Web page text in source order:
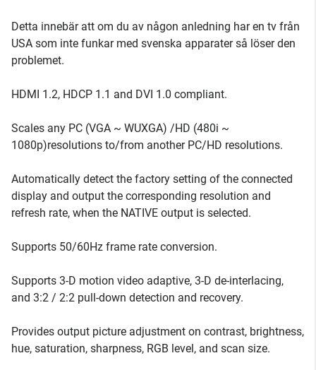
Detta innebär att om du av någon anledning har en tv från
USA som inte funkar med svenska apparater så löser den
problemet.
HDMI 1.2, HDCP 1.1 and DVI 1.0 compliant.
Scales any PC (VGA ~ WUXGA) /HD (480i ~
1080p)resolutions to/from another PC/HD resolutions.
Automatically detect the factory setting of the connected
display and output the corresponding resolution and
refresh rate, when the NATIVE output is selected.
Supports 50/60Hz frame rate conversion.
Supports 3-D motion video adaptive, 3-D de-interlacing,
and 3:2 / 2:2 pull-down detection and recovery.
Provides output picture adjustment on contrast, brightness,
hue, saturation, sharpness, RGB level, and scan size.